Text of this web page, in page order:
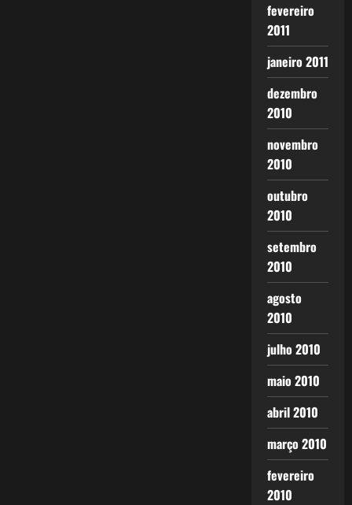
fevereiro
2011
janeiro 2011
dezembro
2010
novembro
2010
outubro
2010
setembro
2010
agosto
2010
julho 2010
maio 2010
abril 2010
março 2010
fevereiro
2010